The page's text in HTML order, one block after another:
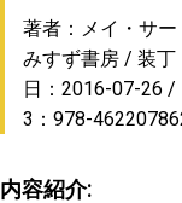
著者：メイ・サー
みすず書房
装丁
日：2016-07-26
3：978-
内容紹介: